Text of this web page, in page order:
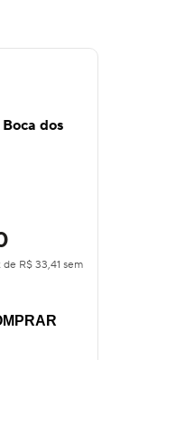
dos
de R$ 33,41 sem